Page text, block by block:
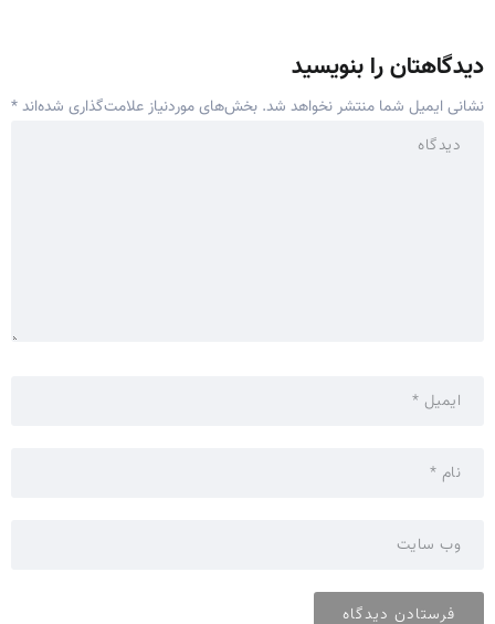
دیدگاهتان را بنویسید
نشانی ایمیل شما منتشر نخواهد شد. بخش‌های موردنیاز علامت‌گذاری شده‌اند*